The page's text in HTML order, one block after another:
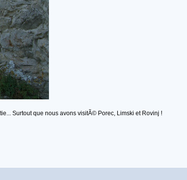
Surtout que nous avons visitÃ© Porec, Limski et Rovinj !